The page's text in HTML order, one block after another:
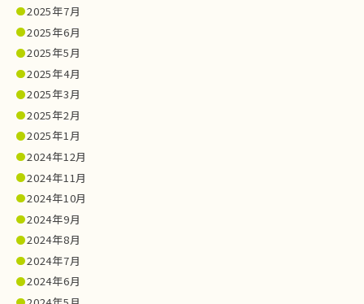
2025年7月
2025年6月
2025年5月
2025年4月
2025年3月
2025年2月
2025年1月
2024年12月
2024年11月
2024年10月
2024年9月
2024年8月
2024年7月
2024年6月